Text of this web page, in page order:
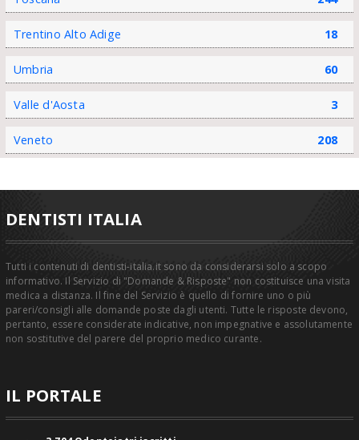
Trentino Alto Adige 18
Umbria 60
Valle d'Aosta 3
Veneto 208
DENTISTI ITALIA
Tutti i contenuti di dentisti-italia.it sono da considerarsi solo a scopo
informativo. Il Servizio di "Domande & Risposte" non costituisce una visita
medica a distanza. Il fine del Servizio è quello di fornire uno o più
pareri/consigli alle domande poste dagli utenti. Tutte le risposte devono,
pertanto, essere considerate indicative, non impegnative e assolutamente
non sostitutive del parere del proprio medico curante.
IL PORTALE